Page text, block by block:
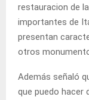
restauracion de
importantes de
presentan
otros
Además señaló
que puedo hacer